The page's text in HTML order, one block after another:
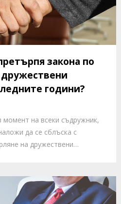
закона по
години?
момент на всеки съдружник,
да се сблъска с
на дружествени…